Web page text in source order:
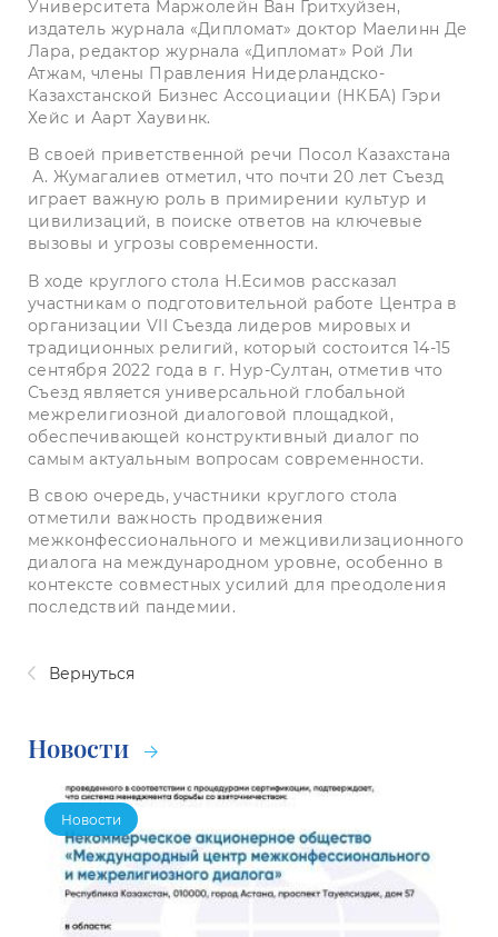
Университета Маржолейн Ван Гритхуйзен,
издатель журнала «Дипломат» доктор Маелинн Де
Лара, редактор журнала «Дипломат» Рой Ли
Атжам, члены Правления Нидерландско-
Казахстанской Бизнес Ассоциации (НКБА) Гэри
Хейс и Аарт Хаувинк.
В своей приветственной речи Посол Казахстана
А. Жумагалиев отметил, что почти 20 лет Съезд
играет важную роль в примирении культур и
цивилизаций, в поиске ответов на ключевые
вызовы и угрозы современности.
В ходе круглого стола Н.Есимов рассказал
участникам о подготовительной работе Центра в
организации VII Съезда лидеров мировых и
традиционных религий, который состоится 14-15
сентября 2022 года в г. Нур-Султан, отметив что
Съезд является универсальной глобальной
межрелигиозной диалоговой площадкой,
обеспечивающей конструктивный диалог по
самым актуальным вопросам современности.
В свою очередь, участники круглого стола
отметили важность продвижения
межконфессионального и межцивилизационного
диалога на международном уровне, особенно в
контексте совместных усилий для преодоления
последствий пандемии.
Вернуться
Новости
Новости